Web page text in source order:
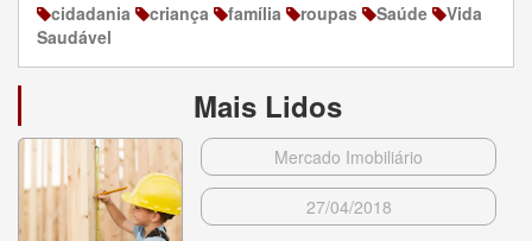
cidadania criança família roupas Saúde
Vida
Saudável
Mais Lidos
Mercado Imobiliário
27/04/2018